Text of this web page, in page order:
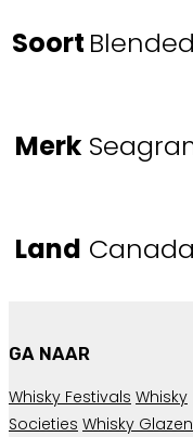
Soort
Merk
Land Canada
GA NAAR
Whisky Festivals Whisky
Societies Whisky Glazen